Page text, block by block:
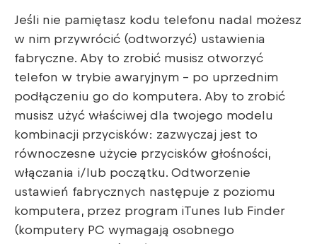
Jeśli nie pamiętasz kodu telefonu nadal możesz
w nim przywrócić (odtworzyć) ustawienia
fabryczne. Aby to zrobić musisz otworzyć
telefon w trybie awaryjnym – po uprzednim
podłączeniu go do komputera. Aby to zrobić
musisz użyć właściwej dla twojego modelu
kombinacji przycisków: zazwyczaj jest to
równoczesne użycie przycisków głośności,
włączania i/lub początku. Odtworzenie
ustawień fabrycznych następuje z poziomu
komputera, przez program iTunes lub Finder
(komputery PC wymagają osobnego